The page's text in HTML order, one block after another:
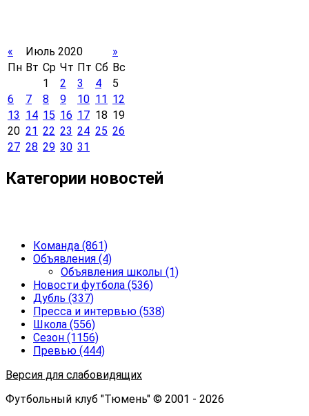
« Июль 2020
»
Пн Вт Ср Чт Пт Сб Вс
1
2 3 4
5
6
7 8 9 10 11 12
13 14 15 16 17 18 19
20 21 22 23 24 25 26
27 28 29 30 31
Категории новостей
Команда (861)
Объявления (4)
Объявления школы (1)
Новости футбола (536)
Дубль (337)
Пресса и интервью (538)
Школа (556)
Сезон (1156)
Превью (444)
Версия для слабовидящих
Футбольный клуб "Тюмень" © 2001 - 2026